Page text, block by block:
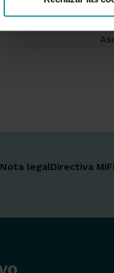
Nota legalDirectiva